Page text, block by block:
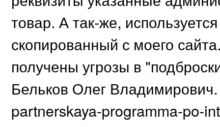
товар. А так-же,
скопированный с моего
получены угрозы в
Бельков Олег
partnerskaya-programma-po-